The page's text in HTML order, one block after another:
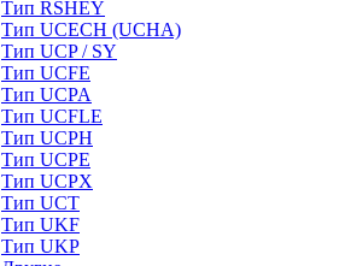
Тип RSHEY
Тип UCECH (UCHA)
Тип UCP / SY
Тип UCFE
Тип UCPA
Тип UCFLE
Тип UCPH
Тип UCPE
Тип UCPX
Тип UCT
Тип UKF
Тип UKP